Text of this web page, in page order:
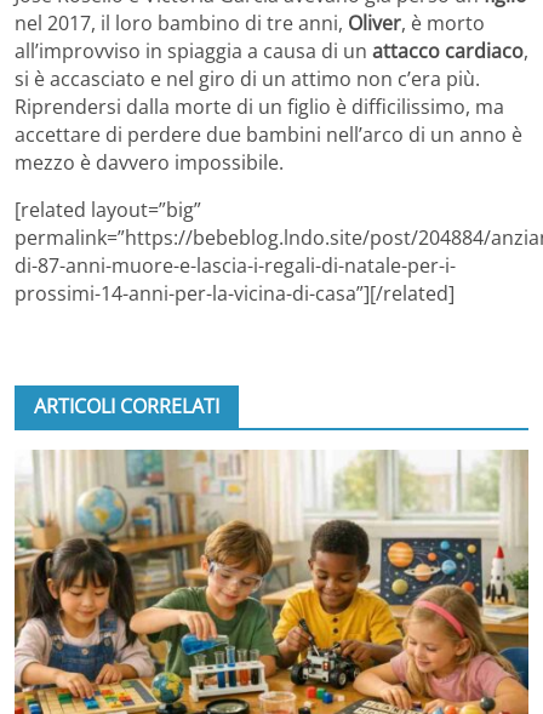
nel 2017, il loro bambino di tre anni, Oliver, è morto
all’improvviso in spiaggia a causa di un attacco cardiaco,
si è accasciato e nel giro di un attimo non c’era più.
Riprendersi dalla morte di un figlio è difficilissimo, ma
accettare di perdere due bambini nell’arco di un anno è
mezzo è davvero impossibile.
[related layout=”big”
permalink=”https://bebeblog.lndo.site/post/204884/
di-87-anni-muore-e-lascia-i-regali-di-natale-per-i-
prossimi-14-anni-per-la-vicina-di-casa”][/related]
ARTICOLI CORRELATI